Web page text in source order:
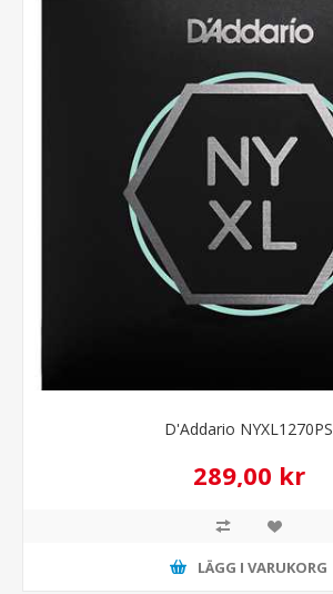
D'Addario NYXL1270PS
289,00 kr
LÄGG I VARUKORG